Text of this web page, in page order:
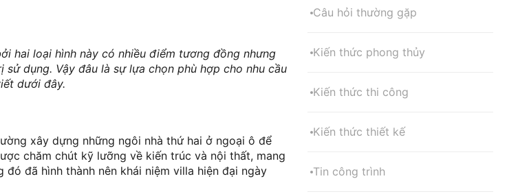
hai loại hình này có nhiều điểm tương đồng nhưng
dụng. Vậy đâu là sự lựa chọn phù hợp cho nhu cầu
dưới đây.
xây dựng những ngôi nhà thứ hai ở ngoại ô để
chăm chút kỹ lưỡng về kiến trúc và nội thất, mang
đã hình thành nên khái niệm villa hiện đại ngày
Câu hỏi thường gặp
Kiến thức phong thủy
Kiến thức thi công
Kiến thức thiết kế
Tin công trình